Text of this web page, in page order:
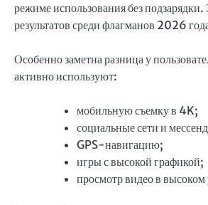
режиме использования без
результатов среди флагманов 2026
Особенно заметна разница у
активно используют:
мобильную съемку в 4K;
социальные сети и
GPS-навигацию;
игры с высокой графикой;
просмотр видео в